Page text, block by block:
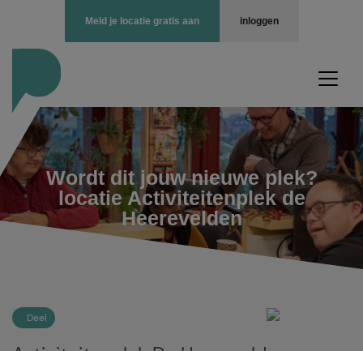
inloggen
Meld je locatie gratis aan
Wordt dit jouw nieuwe plek?
locatie Activiteitenplek de
Heerevelden
Deel